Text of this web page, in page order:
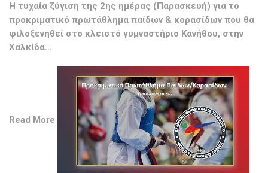
Η τυχαία ζύγιση της 2ης ημέρας (Παρασκευή) για το
προκριματικό πρωτάθλημα παίδων & κορασίδων που θα
φιλοξενηθεί στο κλειστό γυμναστήριο Κανήθου, στην
Χαλκίδα…
Read More